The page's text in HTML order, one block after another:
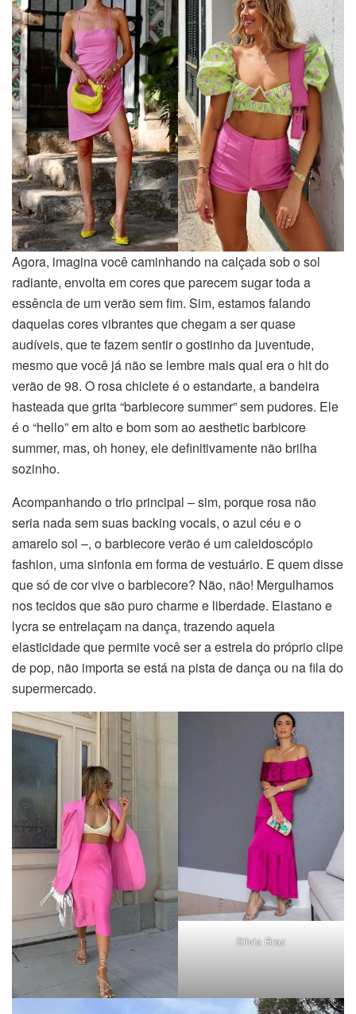
Agora, imagina você caminhando na calçada sob o sol
radiante, envolta em cores que parecem sugar toda a
essência de um verão sem fim. Sim, estamos falando
daquelas cores vibrantes que chegam a ser quase
audíveis, que te fazem sentir o gostinho da juventude,
mesmo que você já não se lembre mais qual era o hit do
verão de 98. O rosa chiclete é o estandarte, a bandeira
hasteada que grita “barbiecore summer” sem pudores. Ele
é o “hello” em alto e bom som ao aesthetic barbicore
summer, mas, oh honey, ele definitivamente não brilha
sozinho.
Acompanhando o trio principal – sim, porque rosa não
seria nada sem suas backing vocals, o azul céu e o
amarelo sol –, o barbiecore verão é um caleidoscópio
fashion, uma sinfonia em forma de vestuário. E quem disse
que só de cor vive o barbiecore? Não, não! Mergulhamos
nos tecidos que são puro charme e liberdade. Elastano e
lycra se entrelaçam na dança, trazendo aquela
elasticidade que permite você ser a estrela do próprio clipe
de pop, não importa se está na pista de dança ou na fila do
supermercado.
Silvia Braz